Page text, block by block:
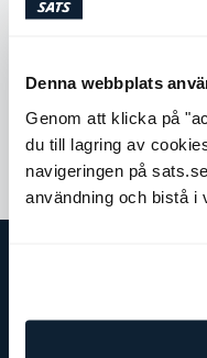
Denna webbplats
Genom att klicka på
du till lagring av
navigeringen på
användning och bistå i
engagera målgrupper
sig till barn, ungdomar
Det här är SATS